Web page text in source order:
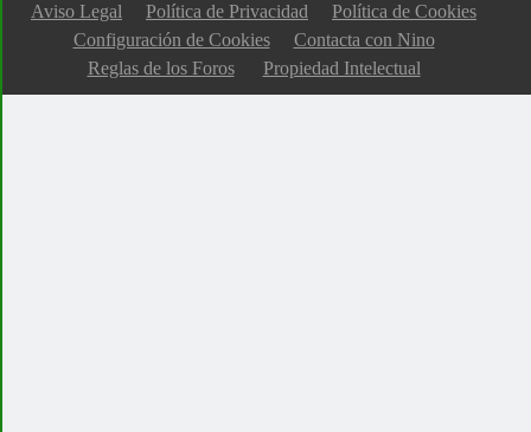
Aviso Legal Política de Privacidad
Política de Cookies
Configuración de Cookies
Contacta con Nino
Reglas de los Foros
Propiedad Intelectual